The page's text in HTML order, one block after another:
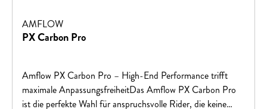
AMFLOW
PX Carbon Pro
Amflow PX Carbon Pro – High-End Performance trifft
maximale AnpassungsfreiheitDas Amflow PX Carbon Pro
ist die perfekte Wahl für anspruchsvolle Rider, die keine